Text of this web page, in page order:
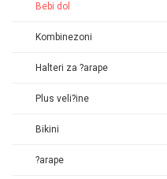
Bebi dol
Kombinezoni
Halteri za ?arape
Plus veli?ine
Bikini
?arape